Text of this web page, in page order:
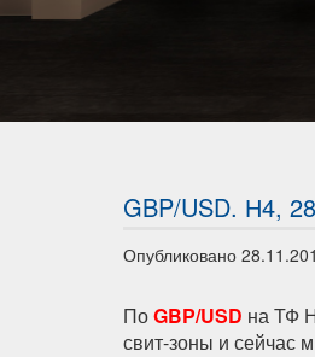
GBP/USD. Н4,
Опубликовано
ПоGBP/USD на ТФ
свит-зоны и сейчас